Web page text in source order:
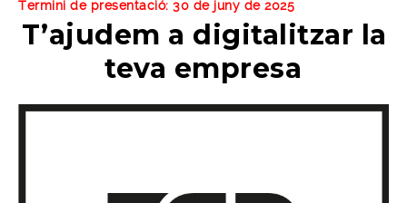
Termini de presentació: 30 de juny de 2025
T’ajudem a digitalitzar la
teva empresa